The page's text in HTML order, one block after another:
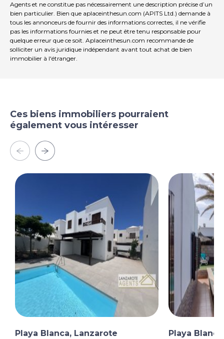
idéal au soleil sur cette populaire île des Canaries. 2. Le
débat Nous sommes dans cette activité à Lanzarote
depuis 1980, et nous avons donc une connaissance
complète 3. En tant que l'un des principaux agents
immobiliers à Lanzarote, nous offrons un large choix de
villas, appartements et bungalows à vendre dans
étapes du processus d'achat et vous offrir les meilleurs
conseillers juridiques professionnels qualifiés, conseillers
d'achat aussi fluide que possible. 5ème. Nous avons
notre équipe de constructeurs, plombiers, électriciens,
qui pourrait être nécessaire.
Agents et ne constitue pas nécessairement une description précise d’un
bien particulier. Bien que aplaceinthesun.com (APITS Ltd.) demande à
tous les annonceurs de fournir des informations correctes, il ne vérifie
pas les informations fournies et ne peut être tenu responsable pour
quelque erreur que ce soit. Aplaceinthesun.com recommande de
solliciter un avis juridique indépendant avant tout achat de bien
immobilier à l'étranger.
Ces biens immobiliers pourraient
également vous intéresser
Playa Blanca, Lanzarote
Playa